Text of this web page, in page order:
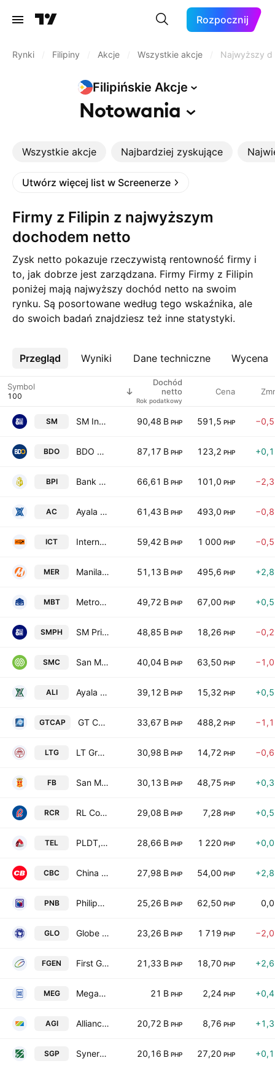
Rozpocznij
Rynki Filipiny Akcje Wszystkie akcje Najwyższy
Filipińskie Akcje
Notowania
Wszystkie akcje Najbardziej zyskujące
Utwórz więcej list w Screenerze
Firmy z Filipin z najwyższym
dochodem netto
Zysk netto pokazuje rzeczywistą rentowność firmy i
to, jak dobrze jest zarządzana. Firmy Firmy z Filipin
poniżej mają najwyższy dochód netto na swoim
rynku. Są posortowane według tego wskaźnika, ale
do swoich badań znajdziesz też inne statystyki.
Przegląd Wyniki Dane techniczne Wycena
Więcej
Symbol
Dochód
netto
Rok podatkowy
Cena
SM SM Investments Corporation 90,48 B PHP 591,5 PHP
BDO BDO Unibank, Inc. 87,17 B PHP 123,2 PHP
BPI Bank of the Philippine Islands 66,61 B PHP 101,0 PHP
AC Ayala Corp. 61,43 B PHP 493,0 PHP
ICT International Container Terminal Services, Inc. 59,42 B PHP 1 000 PHP
MER Manila Electric Co. 51,13 B PHP 495,6 PHP
MBT Metropolitan Bank & Trust Co. 49,72 B PHP 67,00 PHP
SMPH SM Prime Holdings, Inc. 48,85 B PHP 18,26 PHP
SMC San Miguel Corporation 40,04 B PHP 63,50 PHP
ALI Ayala Land Inc. 39,12 B PHP 15,32 PHP
GTCAP GT Capital Holdings, Inc. 33,67 B PHP 488,2 PHP
LTG LT Group, Inc. 30,98 B PHP 14,72 PHP
FB San Miguel Food & Beverage, Inc. 30,13 B PHP 48,75 PHP
RCR RL Commercial REIT, Inc. 29,08 B PHP 7,28 PHP
TEL PLDT, Inc. 28,66 B PHP 1 220 PHP
CBC China Banking Corp. 27,98 B PHP 54,00 PHP
PNB Philippine National Bank 25,26 B PHP 62,50 PHP
GLO Globe Telecom Inc. 23,26 B PHP 1 719 PHP
FGEN First Gen Corporation 21,33 B PHP 18,70 PHP
MEG Megaworld Corp. 21 B PHP 2,24 PHP
AGI Alliance Global Group Inc. 20,72 B PHP 8,76 PHP
SGP Synergy Grid & Development Philippines, Inc. 20,16 B PHP 27,20 PHP